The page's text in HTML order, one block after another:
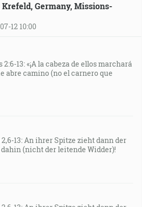
Krefeld, Germany, Missions-
12 10:00
13: «¡A la cabeza de ellos marchará
abre camino (no el carnero que
13: An ihrer Spitze zieht dann der
(nicht der leitende Widder)!